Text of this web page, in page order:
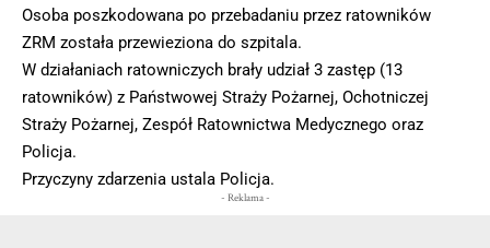
Osoba poszkodowana po przebadaniu przez ratowników
ZRM została przewieziona do szpitala.
W działaniach ratowniczych brały udział 3 zastęp (13
ratowników) z Państwowej Straży Pożarnej, Ochotniczej
Straży Pożarnej, Zespół Ratownictwa Medycznego oraz
Policja.
Przyczyny zdarzenia ustala Policja.
- Reklama -